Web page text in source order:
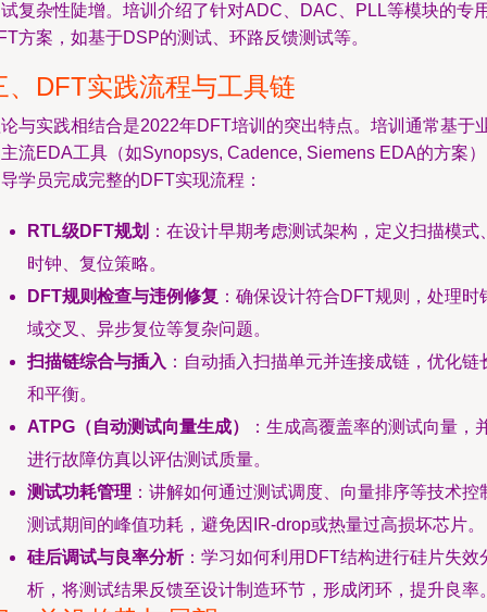
复杂性陡增。培训介绍了针对ADC、DAC、PLL等模块的专
方案，如基于DSP的测试、环路反馈测试等。
、DFT实践流程与工具链
与实践相结合是2022年DFT培训的突出特点。培训通常基于
流EDA工具（如Synopsys, Cadence, Siemens EDA的方案
学员完成完整的DFT实现流程：
RTL级DFT规划 ：在设计早期考虑测试架构，定义扫描模式
时钟、复位策略。
DFT规则检查与违例修复 ：确保设计符合DFT规则，处理时
域交叉、异步复位等复杂问题。
扫描链综合与插入 ：自动插入扫描单元并连接成链，优化链
和平衡。
ATPG（自动测试向量生成）
：生成高覆盖率的测试向量，
进行故障仿真以评估测试质量。
测试功耗管理 ：讲解如何通过测试调度、向量排序等技术控
测试期间的峰值功耗，避免因IR-drop或热量过高损坏芯片。
硅后调试与良率分析：学习如何利用DFT结构进行硅片失效
析，将测试结果反馈至设计制造环节，形成闭环，提升良率